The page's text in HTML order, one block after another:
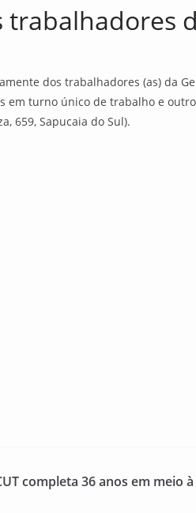
trabalhadores
dos trabalhadores (as) da
em turno único de trabalho e
659, Sapucaia do Sul).
completa 36 anos em meio